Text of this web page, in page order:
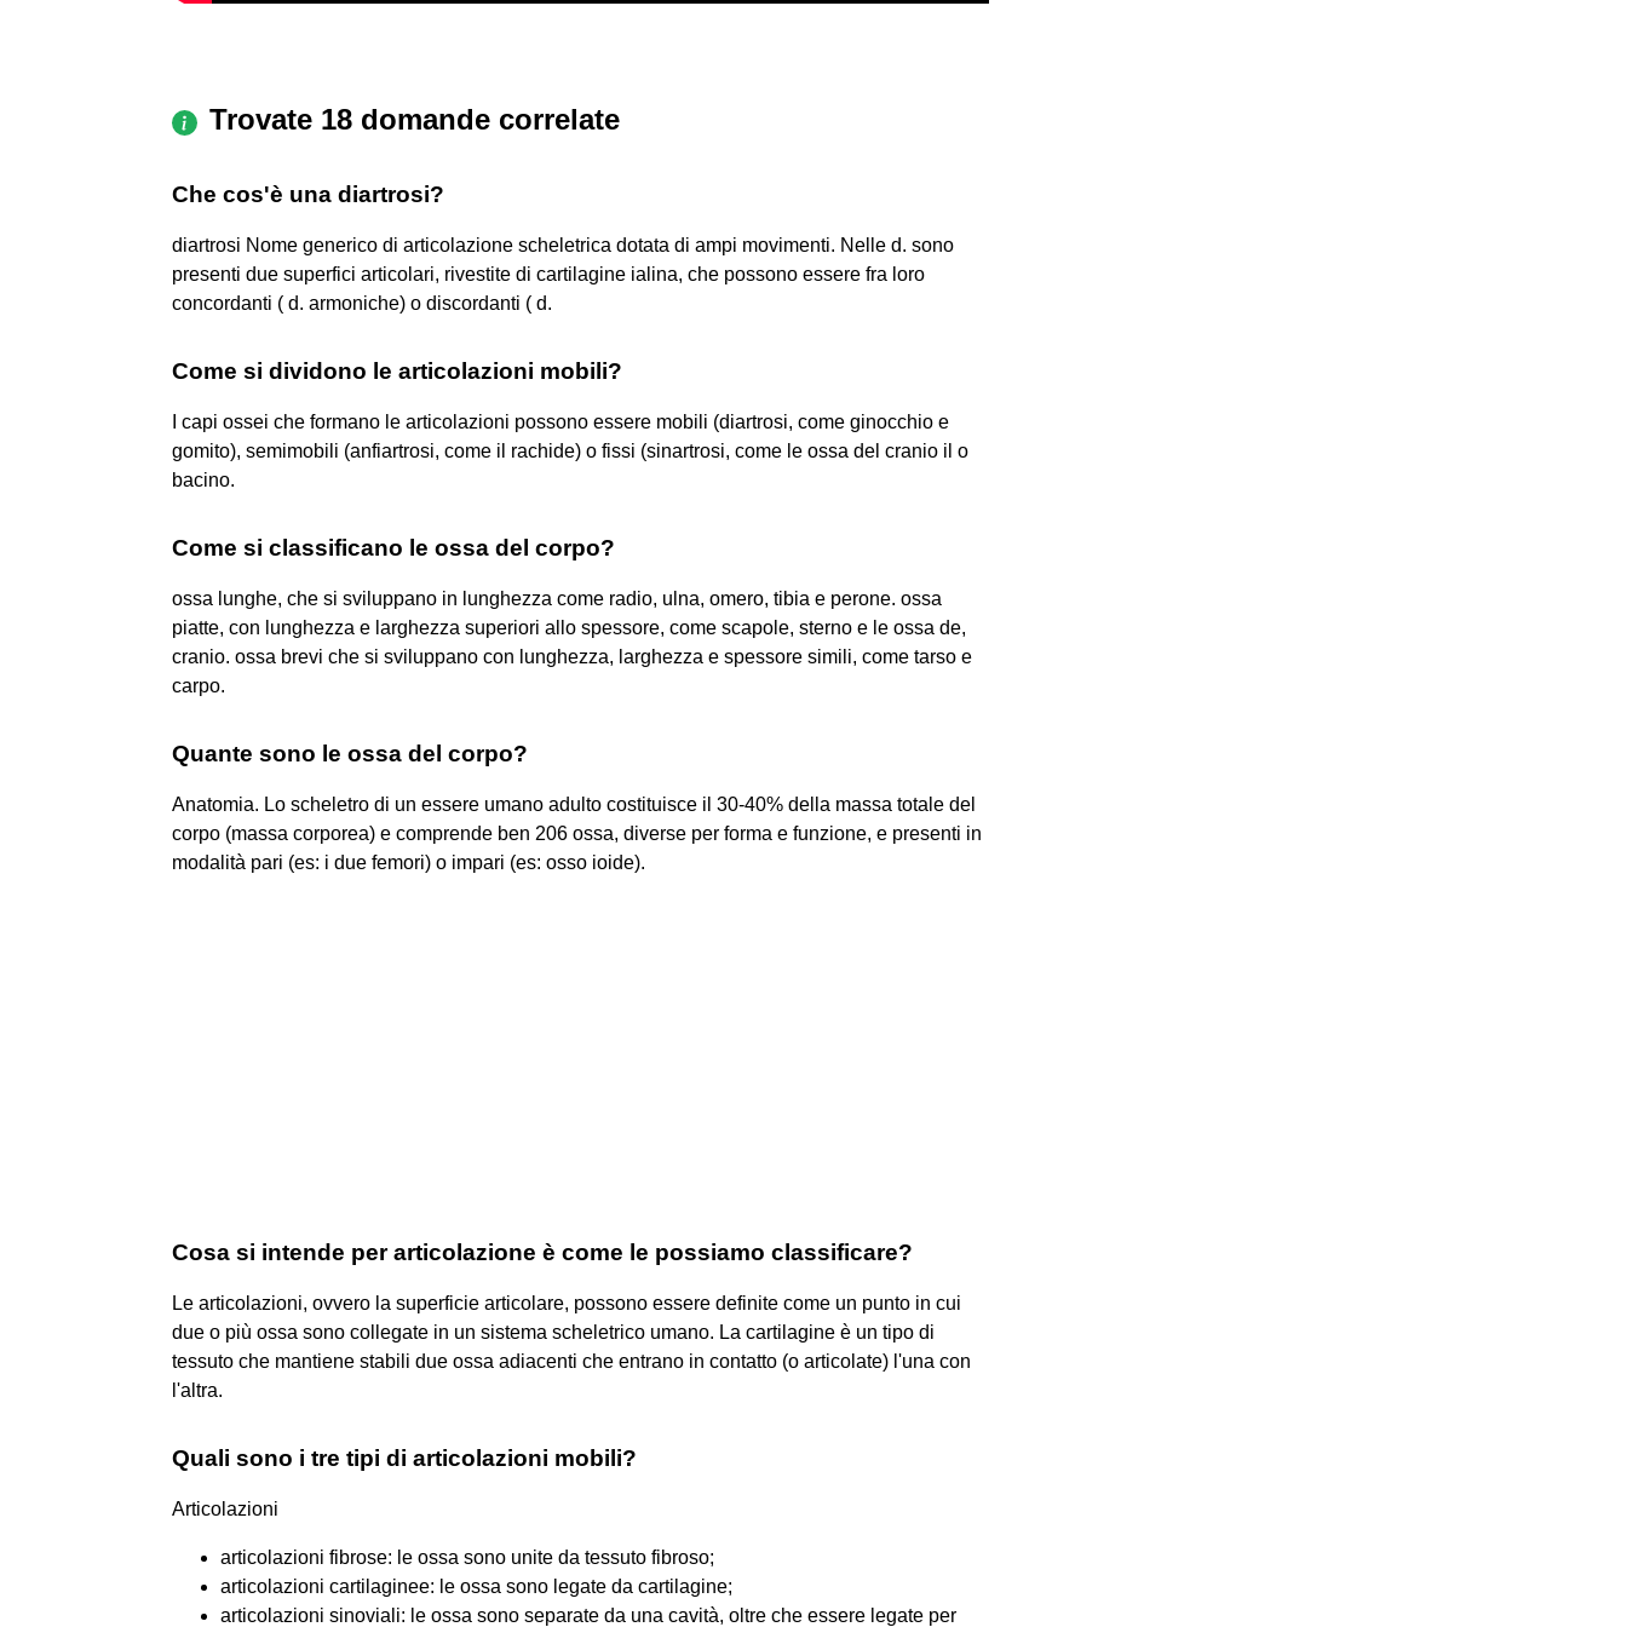
Trovate 18 domande correlate
Che cos'è una diartrosi?
diartrosi Nome generico di articolazione scheletrica dotata di ampi movimenti. Nelle d. sono
presenti due superfici articolari, rivestite di cartilagine ialina, che possono essere fra loro
concordanti ( d. armoniche) o discordanti ( d.
Come si dividono le articolazioni mobili?
I capi ossei che formano le articolazioni possono essere mobili (diartrosi, come ginocchio e
gomito), semimobili (anfiartrosi, come il rachide) o fissi (sinartrosi, come le ossa del cranio il o
bacino.
Come si classificano le ossa del corpo?
ossa lunghe, che si sviluppano in lunghezza come radio, ulna, omero, tibia e perone. ossa
piatte, con lunghezza e larghezza superiori allo spessore, come scapole, sterno e le ossa de,
cranio. ossa brevi che si sviluppano con lunghezza, larghezza e spessore simili, come tarso e
carpo.
Quante sono le ossa del corpo?
Anatomia. Lo scheletro di un essere umano adulto costituisce il 30-40% della massa totale del
corpo (massa corporea) e comprende ben 206 ossa, diverse per forma e funzione, e presenti in
modalità pari (es: i due femori) o impari (es: osso ioide).
Cosa si intende per articolazione è come le possiamo classificare?
Le articolazioni, ovvero la superficie articolare, possono essere definite come un punto in cui
due o più ossa sono collegate in un sistema scheletrico umano. La cartilagine è un tipo di
tessuto che mantiene stabili due ossa adiacenti che entrano in contatto (o articolate) l'una con
l'altra.
Quali sono i tre tipi di articolazioni mobili?
Articolazioni
articolazioni fibrose: le ossa sono unite da tessuto fibroso;
articolazioni cartilaginee: le ossa sono legate da cartilagine;
articolazioni sinoviali: le ossa sono separate da una cavità, oltre che essere legate per